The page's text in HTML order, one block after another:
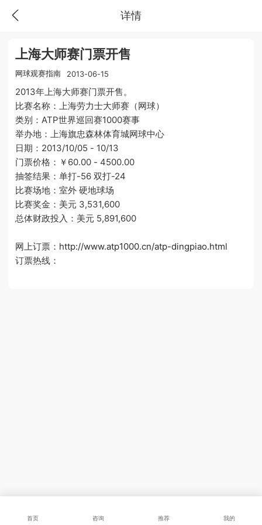
详情
上海大师赛门票开售
网球观赛指南 2013-06-15
2013年上海大师赛门票开售。
比赛名称：上海劳力士大师赛（网球）
类别：ATP世界巡回赛1000赛事
举办地：上海旗忠森林体育城网球中心
日期：2013/10/05 - 10/13
门票价格：￥60.00 - 4500.00
抽签结果：单打-56 双打-24
比赛场地：室外 硬地球场
比赛奖金：美元 3,531,600
总体财政投入：美元 5,891,600
网上订票： http://www.atp1000.cn/atp-dingpiao.html
订票热线：
首页 咨询 推荐 我的